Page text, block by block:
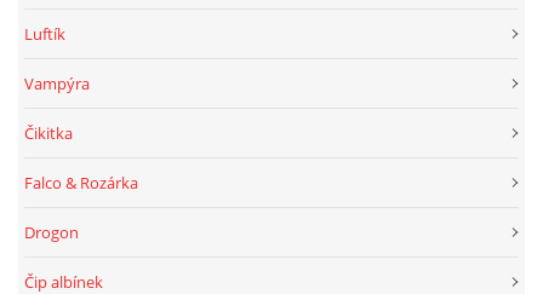
Luftík
Vampýra
Čikitka
Falco & Rozárka
Drogon
Čip albínek